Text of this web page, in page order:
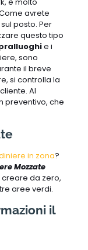
avrete
posto. Per
questo tipo
e i
sono
il breve
si controlla la
Al
preventivo, che
in zona?
Mozzate
da zero,
aree verdi.
il